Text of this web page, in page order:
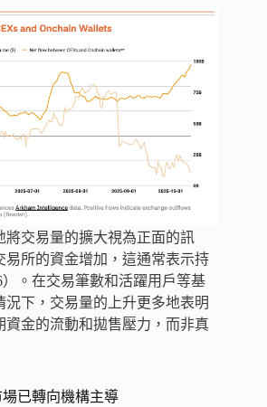
將交易量的擴大視為正面的訊
易所的資金增加，這通常表示持
。在交易筆數和活躍用戶等基
下，交易量的上升更多地表明
資金的流動和拋售壓力，而非真
場已轉向機構主導